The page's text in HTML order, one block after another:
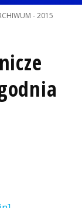
- 2015